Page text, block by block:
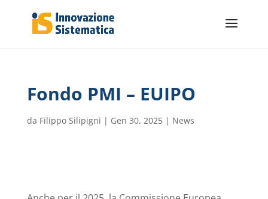
Fondo PMI – EUIPO
da Filippo Silipigni | Gen 30, 2025| News